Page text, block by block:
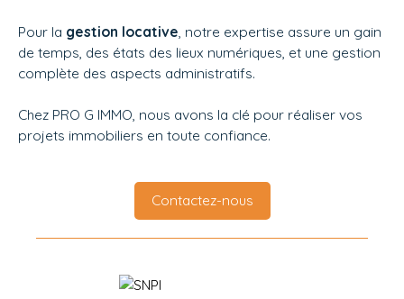
Pour la gestion locative , notre expertise assure un gain
de temps, des états des lieux numériques, et une gestion
complète des aspects administratifs.
Chez PRO G IMMO, nous avons la clé pour réaliser vos
projets immobiliers en toute confiance.
Contactez-nous